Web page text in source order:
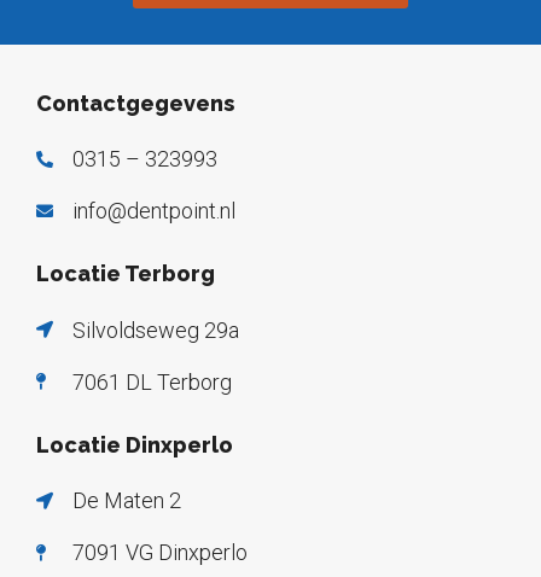
Contactgegevens
0315 – 323993
info@dentpoint.nl
Locatie Terborg
Silvoldseweg 29a
7061 DL Terborg
Locatie Dinxperlo
De Maten 2
7091 VG Dinxperlo